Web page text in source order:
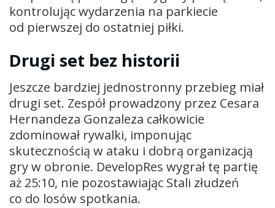
kontrolując wydarzenia na parkiecie
od pierwszej do ostatniej piłki.
Drugi set bez historii
Jeszcze bardziej jednostronny przebieg miał
drugi set. Zespół prowadzony przez Cesara
Hernandeza Gonzaleza całkowicie
zdominował rywalki, imponując
skutecznością w ataku i dobrą organizacją
gry w obronie. DevelopRes wygrał tę partię
aż 25:10, nie pozostawiając Stali złudzeń
co do losów spotkania.